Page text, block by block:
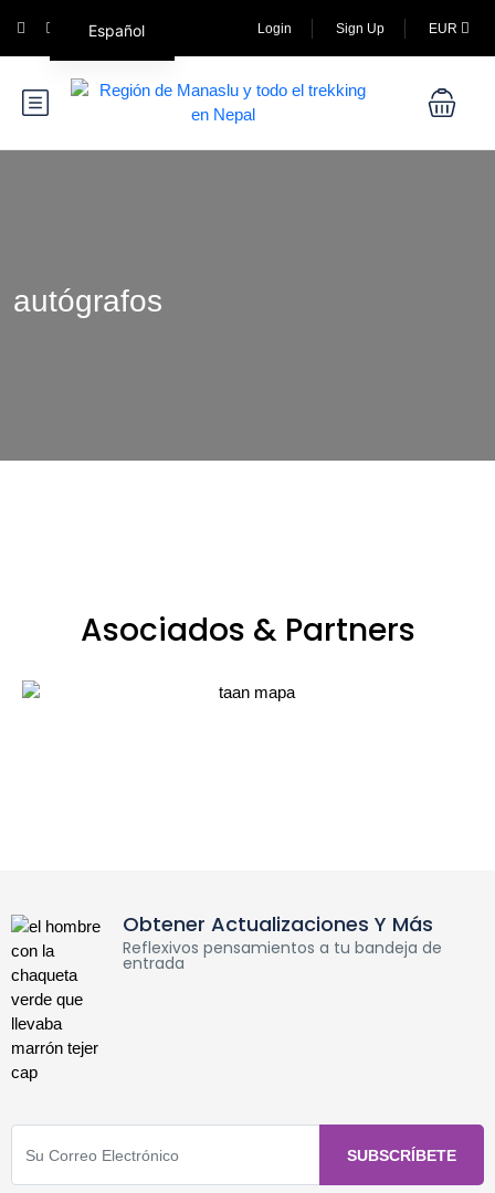
Login Sign Up EUR
autógrafos
Asociados & Partners
Obtener Actualizaciones Y Más
Reflexivos pensamientos a tu bandeja de
entrada
Español